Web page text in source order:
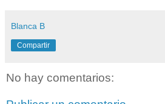
Blanca B
Compartir
No hay comentarios: